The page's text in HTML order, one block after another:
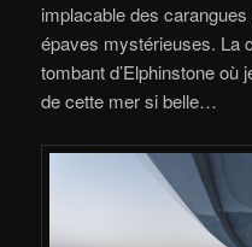
implacable des
épaves mystérieuses. La
tombant d’Elphinstone
de cette mer si belle…